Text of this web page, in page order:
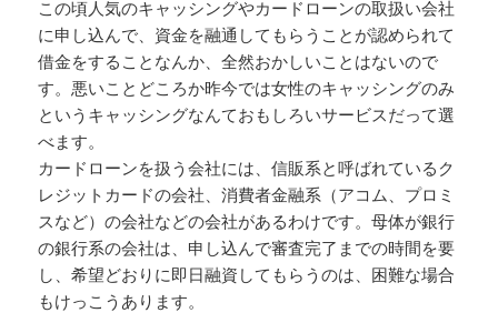
この頃人気のキャッシングやカードローンの取扱い会社
に申し込んで、資金を融通してもらうことが認められて
借金をすることなんか、全然おかしいことはないので
す。悪いことどころか昨今では女性のキャッシングのみ
というキャッシングなんておもしろいサービスだって選
べます。
カードローンを扱う会社には、信販系と呼ばれているク
レジットカードの会社、消費者金融系（アコム、プロミ
スなど）の会社などの会社があるわけです。母体が銀行
の銀行系の会社は、申し込んで審査完了までの時間を要
し、希望どおりに即日融資してもらうのは、困難な場合
もけっこうあります。